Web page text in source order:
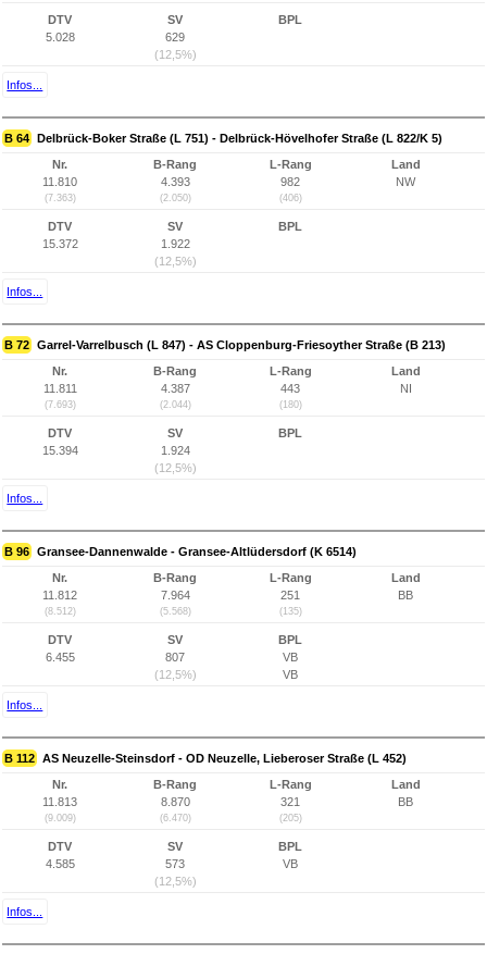
DTV
5.028
SV
629
(12,5%)
BPL
Infos...
B 64 Delbrück-Boker Straße (L 751) - Delbrück-Hövelhofer Straße (L 822/K 5)
Nr.
11.810
(7.363)
B-Rang
4.393
(2.050)
L-Rang
982
(406)
Land
NW
DTV
15.372
SV
1.922
(12,5%)
BPL
Infos...
B 72 Garrel-Varrelbusch (L 847) - AS Cloppenburg-Friesoyther Straße (B 213)
Nr.
11.811
(7.693)
B-Rang
4.387
(2.044)
L-Rang
443
(180)
Land
NI
DTV
15.394
SV
1.924
(12,5%)
BPL
Infos...
B 96 Gransee-Dannenwalde - Gransee-Altlüdersdorf (K 6514)
Nr.
11.812
(8.512)
B-Rang
7.964
(5.568)
L-Rang
251
(135)
Land
BB
DTV
6.455
SV
807
(12,5%)
BPL
VB
VB
Infos...
B 112 AS Neuzelle-Steinsdorf - OD Neuzelle, Lieberoser Straße (L 452)
Nr.
11.813
(9.009)
B-Rang
8.870
(6.470)
L-Rang
321
(205)
Land
BB
DTV
4.585
SV
573
(12,5%)
BPL
VB
Infos...